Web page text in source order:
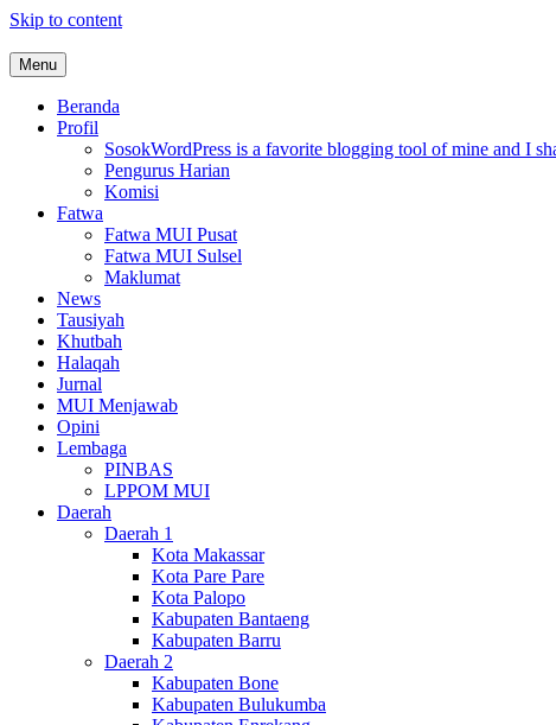
Skip to content
MUI Sulawesi Selatan
Khadimul Ummah wa Shadiqul Hukuuma
Menu
Beranda
Profil
SosokWordPress is a favorite blogging tool of mine and I
Pengurus Harian
Komisi
Fatwa
Fatwa MUI Pusat
Fatwa MUI Sulsel
Maklumat
News
Tausiyah
Khutbah
Halaqah
Jurnal
MUI Menjawab
Opini
Lembaga
PINBAS
LPPOM MUI
Daerah
Daerah 1
Kota Makassar
Kota Pare Pare
Kota Palopo
Kabupaten Bantaeng
Kabupaten Barru
Daerah 2
Kabupaten Bone
Kabupaten Bulukumba